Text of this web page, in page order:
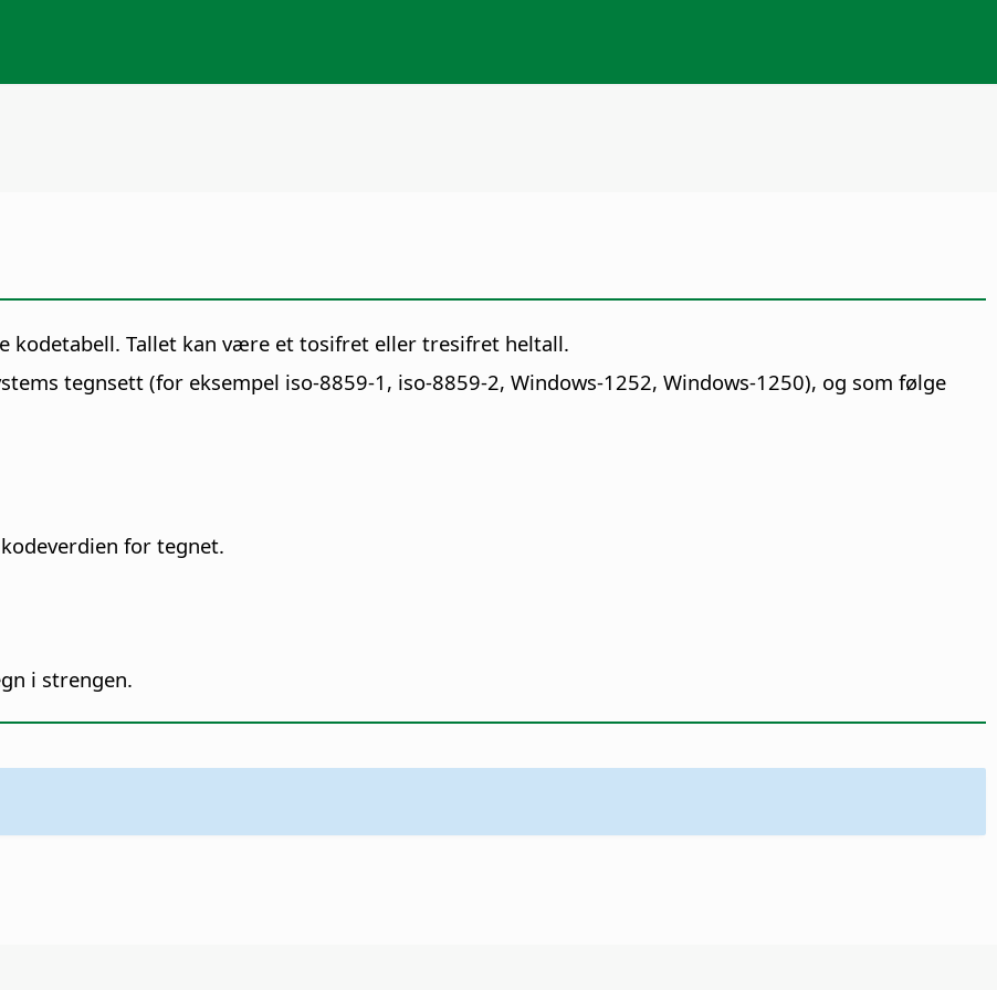
kodetabell. Tallet kan være et tosifret eller tresifret heltall.
tegnsett (for eksempel iso-8859-1, iso-8859-2, Windows-1252, Windows-1250), og som følge
for tegnet.
i strengen.